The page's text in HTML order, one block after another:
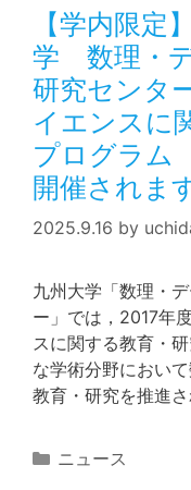
ー
【学内限
学 数理・
研究センタ
イエンスに
プログラム
開催されま
2025.9.16 by
九州大学「数理・
ー」では，2017年
スに関する教育・
な学術分野におい
教育・研究を推進
カ
ニュース